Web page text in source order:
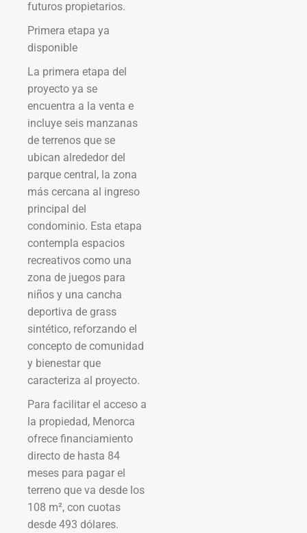
futuros propietarios.
Primera etapa ya
disponible
La primera etapa del
proyecto ya se
encuentra a la venta e
incluye seis manzanas
de terrenos que se
ubican alrededor del
parque central, la zona
más cercana al ingreso
principal del
condominio. Esta etapa
contempla espacios
recreativos como una
zona de juegos para
niños y una cancha
deportiva de grass
sintético, reforzando el
concepto de comunidad
y bienestar que
caracteriza al proyecto.
Para facilitar el acceso a
la propiedad, Menorca
ofrece financiamiento
directo de hasta 84
meses para pagar el
terreno que va desde los
108 m², con cuotas
desde 493 dólares.